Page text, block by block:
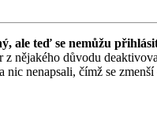
ale teď se nemůžu
z nějakého důvodu
nenapsali, čímž se